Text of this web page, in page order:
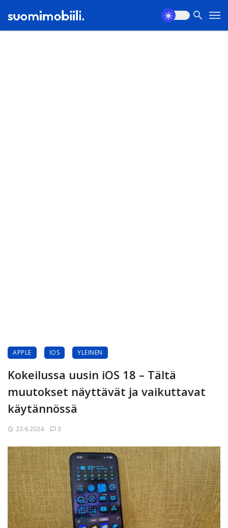
APPLE IOS YLEINEN
Kokeilussa uusin iOS 18 – Tältä
muutokset näyttävät ja vaikuttavat
käytännössä
23.6.2024 3